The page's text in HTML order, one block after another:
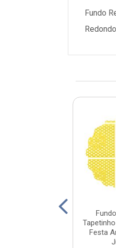
Fundo
Festa